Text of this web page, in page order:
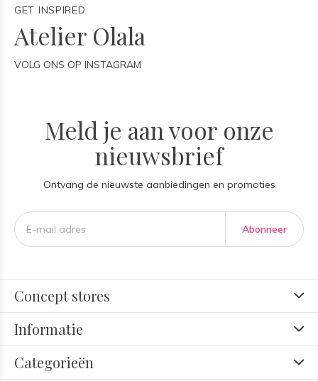
GET INSPIRED
Atelier Olala
VOLG ONS OP INSTAGRAM
Meld je aan voor onze
nieuwsbrief
Ontvang de nieuwste aanbiedingen en promoties
Abonneer
Concept stores
Informatie
Categorieën